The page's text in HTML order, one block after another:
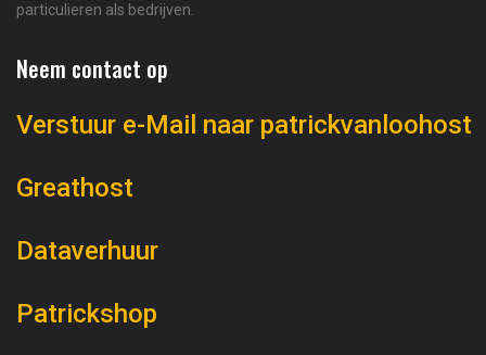
particulieren als bedrijven.
Neem contact op
Verstuur e-Mail naar patrickvanloohost
Greathost
Dataverhuur
Patrickshop